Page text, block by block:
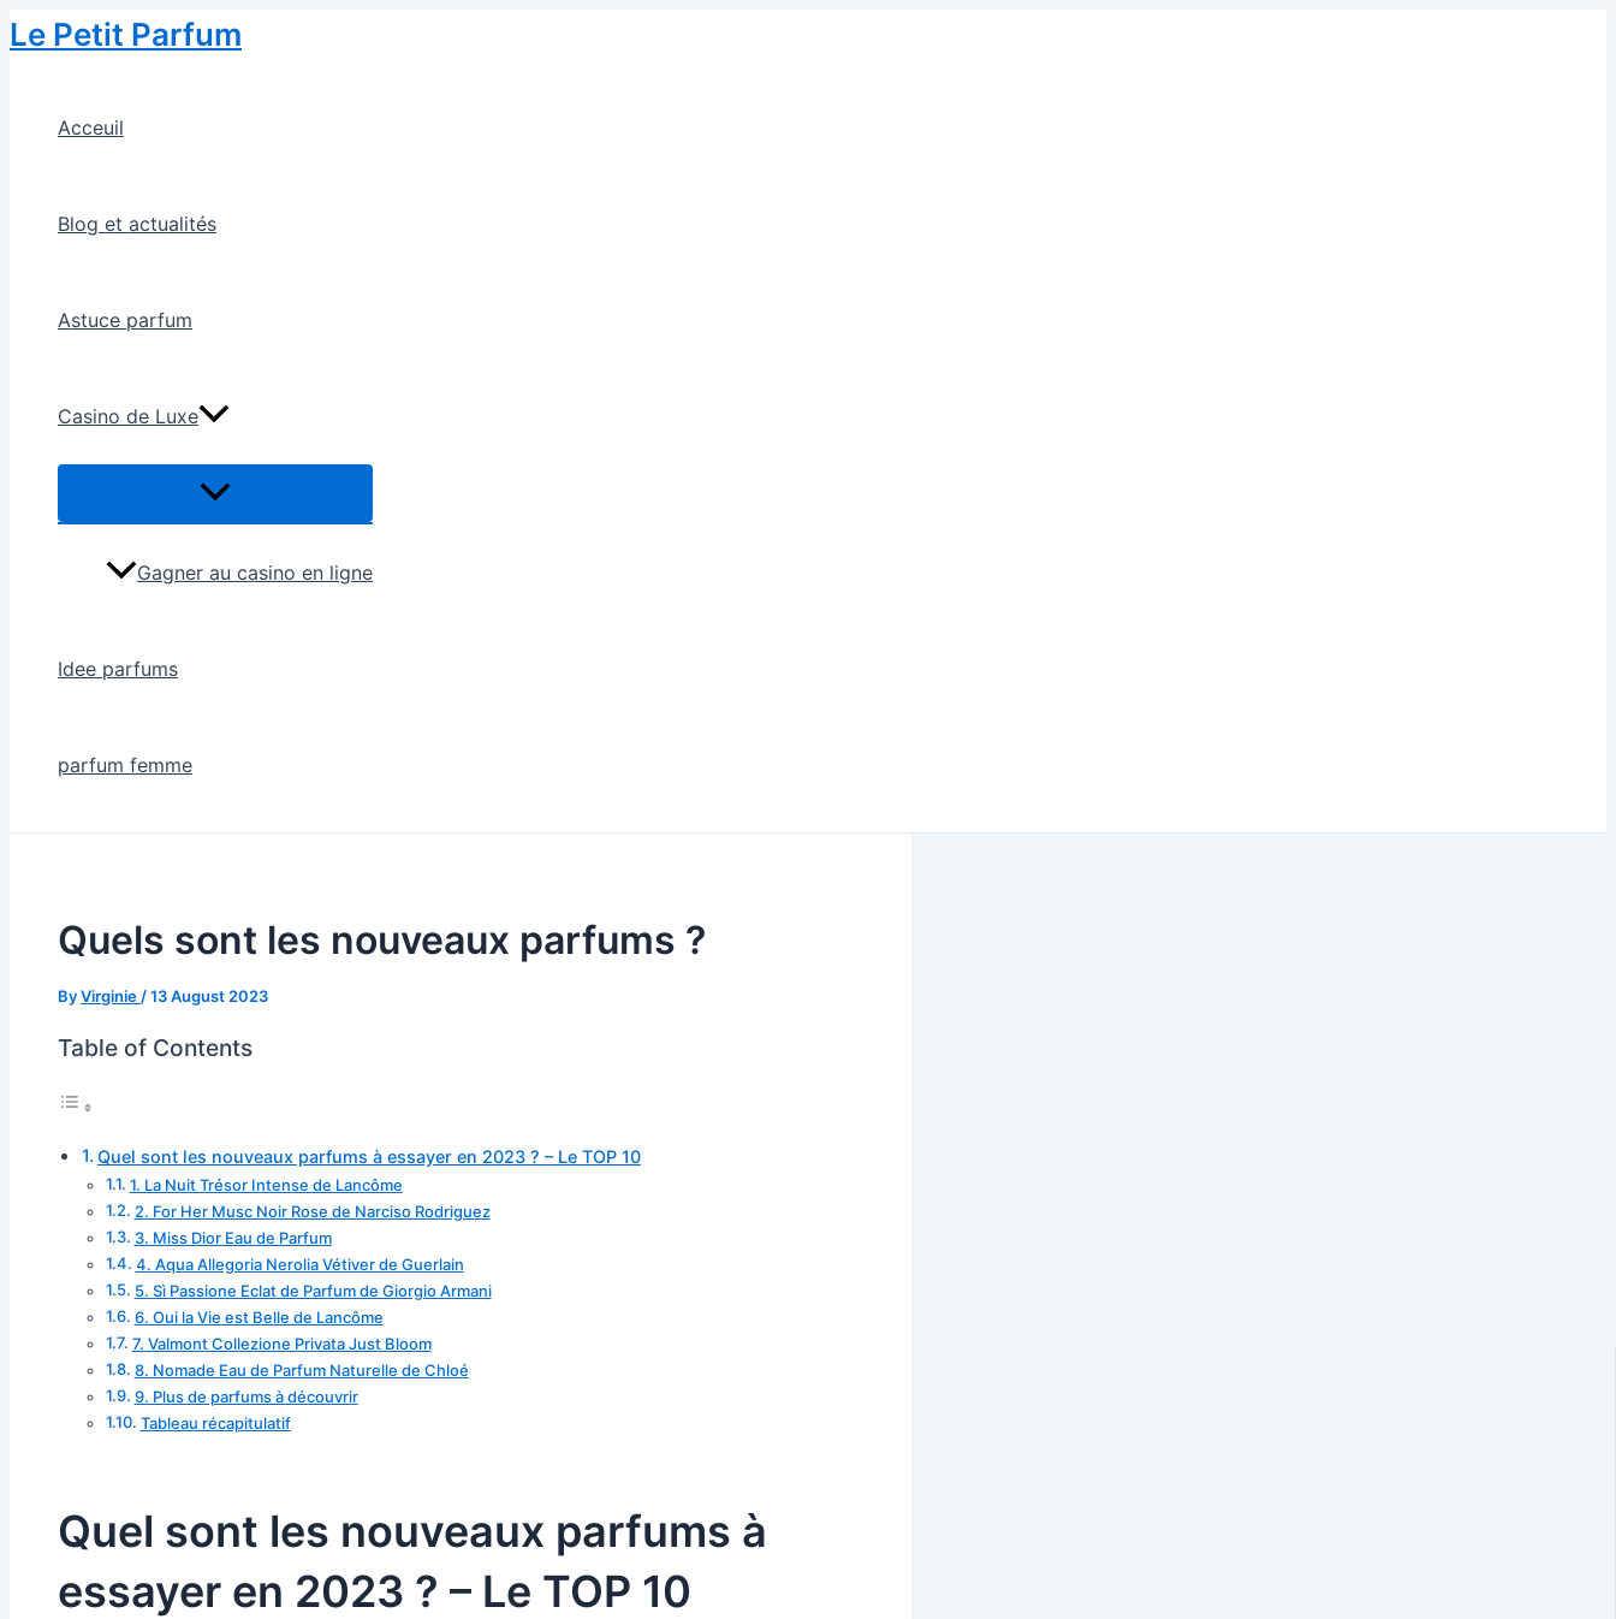
Skip
to
Le Petit Parfum
Acceuil
Blog et actualités
Astuce parfum
Casino de Luxe
Menu
Gagner au casino en ligne
Idee parfums
parfum femme
Quels sont les nouveaux parfums ?
ByVirginie /13 August 2023
Table of Contents
Quel sont les nouveaux parfums à essayer en 2023 ? – Le TOP 10
1. La Nuit Trésor Intense de Lancôme
2. For Her Musc Noir Rose de Narciso Rodriguez
3. Miss Dior Eau de Parfum
4. Aqua Allegoria Nerolia Vétiver de Guerlain
5. Sì Passione Eclat de Parfum de Giorgio Armani
6. Oui la Vie est Belle de Lancôme
7. Valmont Collezione Privata Just Bloom
8. Nomade Eau de Parfum Naturelle de Chloé
9. Plus de parfums à découvrir
Tableau récapitulatif
Quel sont les nouveaux parfums à
essayer en 2023 ? – Le TOP 10